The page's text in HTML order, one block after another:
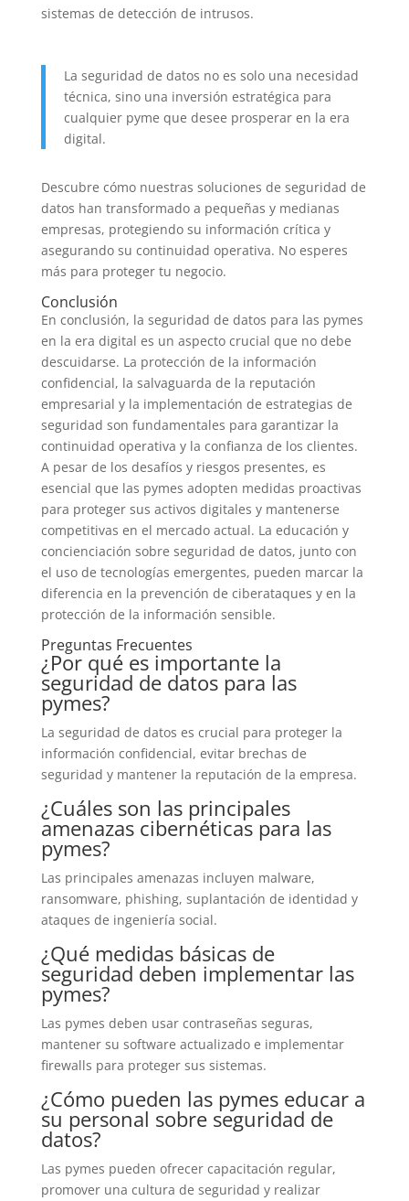
sistemas de detección de intrusos.
La seguridad de datos no es solo una necesidad
técnica, sino una inversión estratégica para
cualquier pyme que desee prosperar en la era
digital.
Descubre cómo nuestras soluciones de seguridad de
datos han transformado a pequeñas y medianas
empresas, protegiendo su información crítica y
asegurando su continuidad operativa. No esperes
más para proteger tu negocio.
Conclusión
En conclusión, la seguridad de datos para las pymes
en la era digital es un aspecto crucial que no debe
descuidarse. La protección de la información
confidencial, la salvaguarda de la reputación
empresarial y la implementación de estrategias de
seguridad son fundamentales para garantizar la
continuidad operativa y la confianza de los clientes.
A pesar de los desafíos y riesgos presentes, es
esencial que las pymes adopten medidas proactivas
para proteger sus activos digitales y mantenerse
competitivas en el mercado actual. La educación y
concienciación sobre seguridad de datos, junto con
el uso de tecnologías emergentes, pueden marcar la
diferencia en la prevención de ciberataques y en la
protección de la información sensible.
Preguntas Frecuentes
¿Por qué es importante la
seguridad de datos para las
pymes?
La seguridad de datos es crucial para proteger la
información confidencial, evitar brechas de
seguridad y mantener la reputación de la empresa.
¿Cuáles son las principales
amenazas cibernéticas para las
pymes?
Las principales amenazas incluyen malware,
ransomware, phishing, suplantación de identidad y
ataques de ingeniería social.
¿Qué medidas básicas de
seguridad deben implementar las
pymes?
Las pymes deben usar contraseñas seguras,
mantener su software actualizado e implementar
firewalls para proteger sus sistemas.
¿Cómo pueden las pymes educar a
su personal sobre seguridad de
datos?
Las pymes pueden ofrecer capacitación regular,
promover una cultura de seguridad y realizar